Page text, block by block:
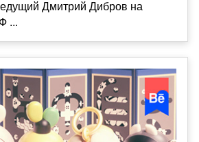
Дмитрий Дибров на
...